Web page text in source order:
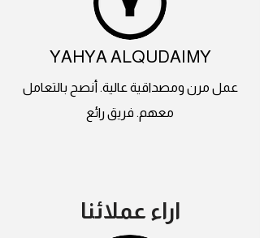
YAHYA ALQUDAIMY
عمل مرن ومصداقية عالية. أنصح بالتعامل
معهم. فريق رائع
اراء عملائنا